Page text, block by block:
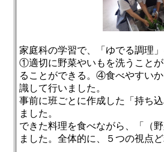
家庭科の学習で、「ゆでる調理
①適切に野菜やいもを洗うこと
ることができる。④食べやすい
識して行いました。
事前に班ごとに作成した「持ち
ました。
できた料理を食べながら、「（
ました。全体的に、５つの視点